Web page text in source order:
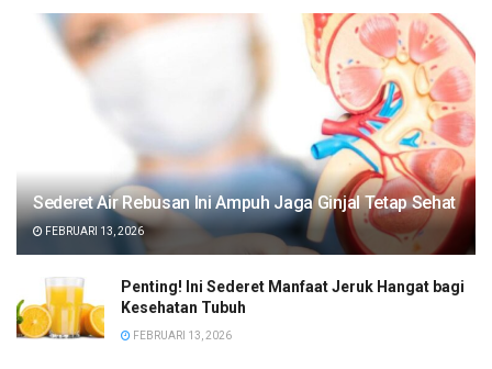
Sederet Air Rebusan Ini Ampuh Jaga Ginjal Tetap Sehat
FEBRUARI 13, 2026
Penting! Ini Sederet Manfaat Jeruk Hangat bagi
Kesehatan Tubuh
FEBRUARI 13, 2026